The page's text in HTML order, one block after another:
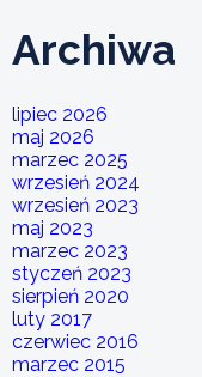
Archiwa
lipiec 2026
maj 2026
marzec 2025
wrzesień 2024
wrzesień 2023
maj 2023
marzec 2023
styczeń 2023
sierpień 2020
luty 2017
czerwiec 2016
marzec 2015